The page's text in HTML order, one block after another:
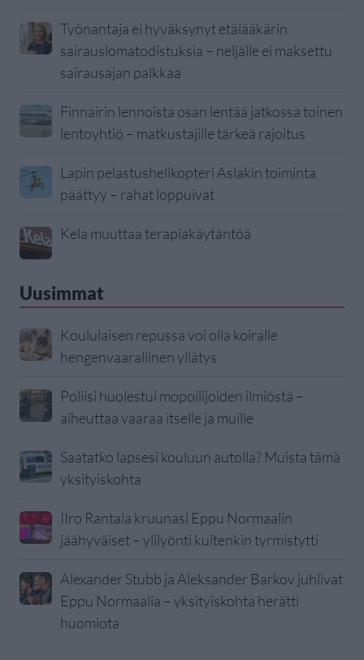
Työnantaja ei hyväksynyt etälääkärin
sairauslomatodistuksia – neljälle ei maksettu
sairausajan palkkaa
Finnairin lennoista osan lentää jatkossa toinen
lentoyhtiö – matkustajille tärkeä rajoitus
Lapin pelastushelikopteri Aslakin toiminta
päättyy – rahat loppuivat
Kela muuttaa terapiakäytäntöä
Uusimmat
Koululaisen repussa voi olla koiralle
hengenvaarallinen yllätys
Poliisi huolestui mopoilijoiden ilmiöstä –
aiheuttaa vaaraa itselle ja muille
Saatatko lapsesi kouluun autolla? Muista tämä
yksityiskohta
IIro Rantala kruunasi Eppu Normaalin
jäähyväiset – ylilyönti kuitenkin tyrmistytti
Alexander Stubb ja Aleksander Barkov juhlivat
Eppu Normaalia – yksityiskohta herätti
huomiota